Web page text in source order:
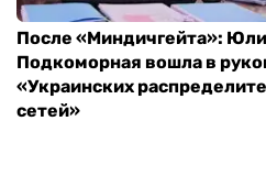
После «Миндичгейта»:
Подкоморная вошла в
«Украинских
сетей»